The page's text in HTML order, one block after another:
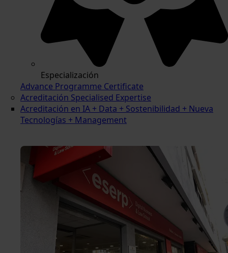
Especialización
Advance Programme Certificate
Acreditación Specialised Expertise
Acreditación en IA + Data + Sostenibilidad + Nueva
Tecnologías + Management